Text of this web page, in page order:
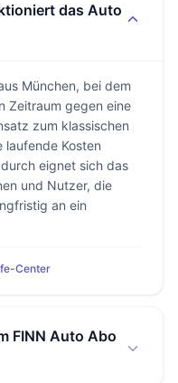
das Auto
München, bei dem
Zeitraum gegen eine
zum klassischen
laufende Kosten
eignet sich das
und Nutzer, die
an ein
Center
FINN Auto Abo